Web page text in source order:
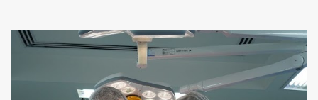
município, mas também de diversas cidades do entorno,
ampliando significativamente a responsabilidade da gestão sobre
o Sistema Único de Saúde (SUS). Nos últimos anos, o Governo
Federal tem ampliado investimentos destinados ao fortalecimento